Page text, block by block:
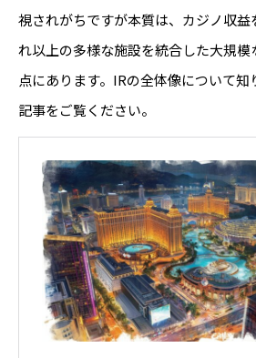
視されがちですが本質は、カジノ収益
れ以上の多様な施設を統合した大規模
点にあります。IRの全体像について
記事をご覧ください。